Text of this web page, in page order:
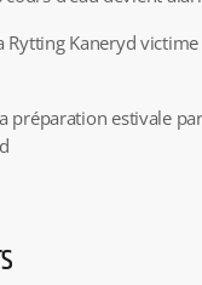
Rytting Kaneryd
préparation estivale